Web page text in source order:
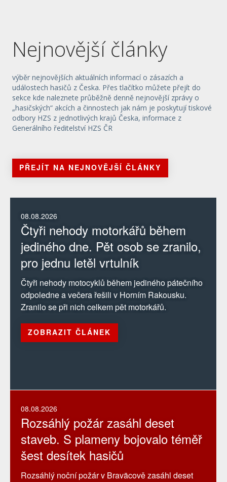
Nejnovější články
výběr nejnovějších aktuálních informací o zásazích a
událostech hasičů z Česka. Přes tlačítko můžete přejít do
sekce kde naleznete průběžně denně nejnovější zprávy o
„hasičských“ akcích a činnostech jak nám je poskytují tiskové
odbory HZS z jednotlivých krajů Česka, informace z
Generálního ředitelství HZS ČR
PŘEJÍT NA NEJNOVĚJŠÍ ČLÁNKY
08.08.2026
Čtyři nehody motorkářů během
jediného dne. Pět osob se zranilo,
pro jednu letěl vrtulník
Čtyři nehody motocyklů během jediného pátečního
odpoledne a večera řešili v Horním Rakousku.
Zranilo se při nich celkem pět motorkářů.
ZOBRAZIT ČLÁNEK
08.08.2026
Rozsáhlý požár zasáhl deset
staveb. S plameny bojovalo téměř
šest desítek hasičů
Rozsáhlý noční požár v Braväcově zasáhl deset